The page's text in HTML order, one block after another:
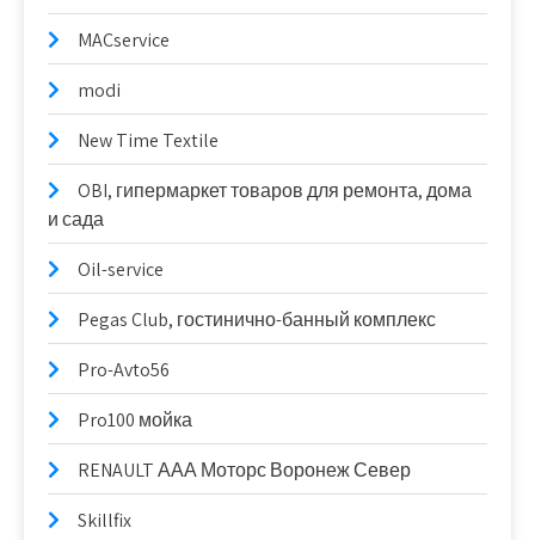
MACservice
modi
New Time Textile
OBI, гипермаркет товаров для ремонта, дома
и сада
Oil-service
Pegas Club, гостинично-банный комплекс
Pro-Avto56
Pro100 мойка
RENAULT ААА Моторс Воронеж Север
Skillfix